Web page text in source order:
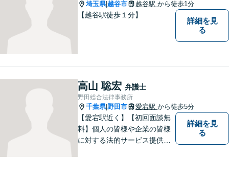
埼玉県|越谷市 越谷駅 から徒歩1分
【越谷駅徒歩１分】
詳細を見
る
高山 聡宏 弁護士
野田総合法律事務所
千葉県| 野田市 愛宕駅 から徒歩5分
【愛宕駅近く】【初回面談無
料】個人の皆様や企業の皆様
に対する法的サービス提供に
詳細を見
る